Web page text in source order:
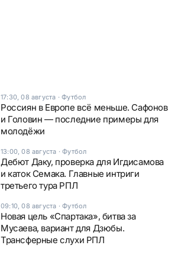
17:30, 08 августа ·Футбол
Россиян в Европе всё меньше. Сафонов
и Головин — последние примеры для
молодёжи
13:00, 08 августа ·Футбол
Дебют Даку, проверка для Игдисамова
и каток Семака. Главные интриги
третьего тура РПЛ
09:10, 08 августа ·Футбол
Новая цель «Спартака», битва за
Мусаева, вариант для Дзюбы.
Трансферные слухи РПЛ